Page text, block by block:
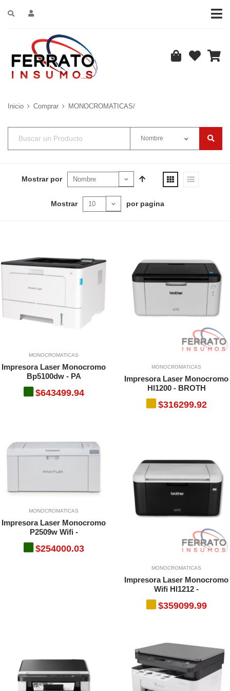
Inicio Comprar MONOCROMATICAS/
Nombre
Mostrar por
Mostrar por pagina
MONOCROMATICAS
Impresora Laser Monocromo
Bp5100dw - PA
$643499.94
MONOCROMATICAS
Impresora Laser Monocromo
Hl1200 - BROTH
$316299.92
MONOCROMATICAS
Impresora Laser Monocromo
P2509w Wifi -
$254000.03
MONOCROMATICAS
Impresora Laser Monocromo
Wifi Hl1212 -
$359099.99